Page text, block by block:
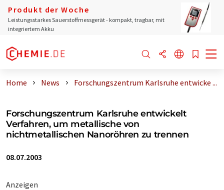
Produkt der Woche
Leistungsstarkes Sauerstoffmessgerät - kompakt, tragbar, mit
integriertem Akku
Home News Forschungszentrum Karlsruhe entwicke ...
Forschungszentrum Karlsruhe entwickelt
Verfahren, um metallische von
nichtmetallischen Nanoröhren zu trennen
08.07.2003
Anzeigen